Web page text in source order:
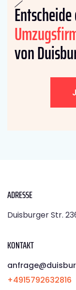
von
ADRESSE
Duisburger Str.
KONTAKT
+4915792632816